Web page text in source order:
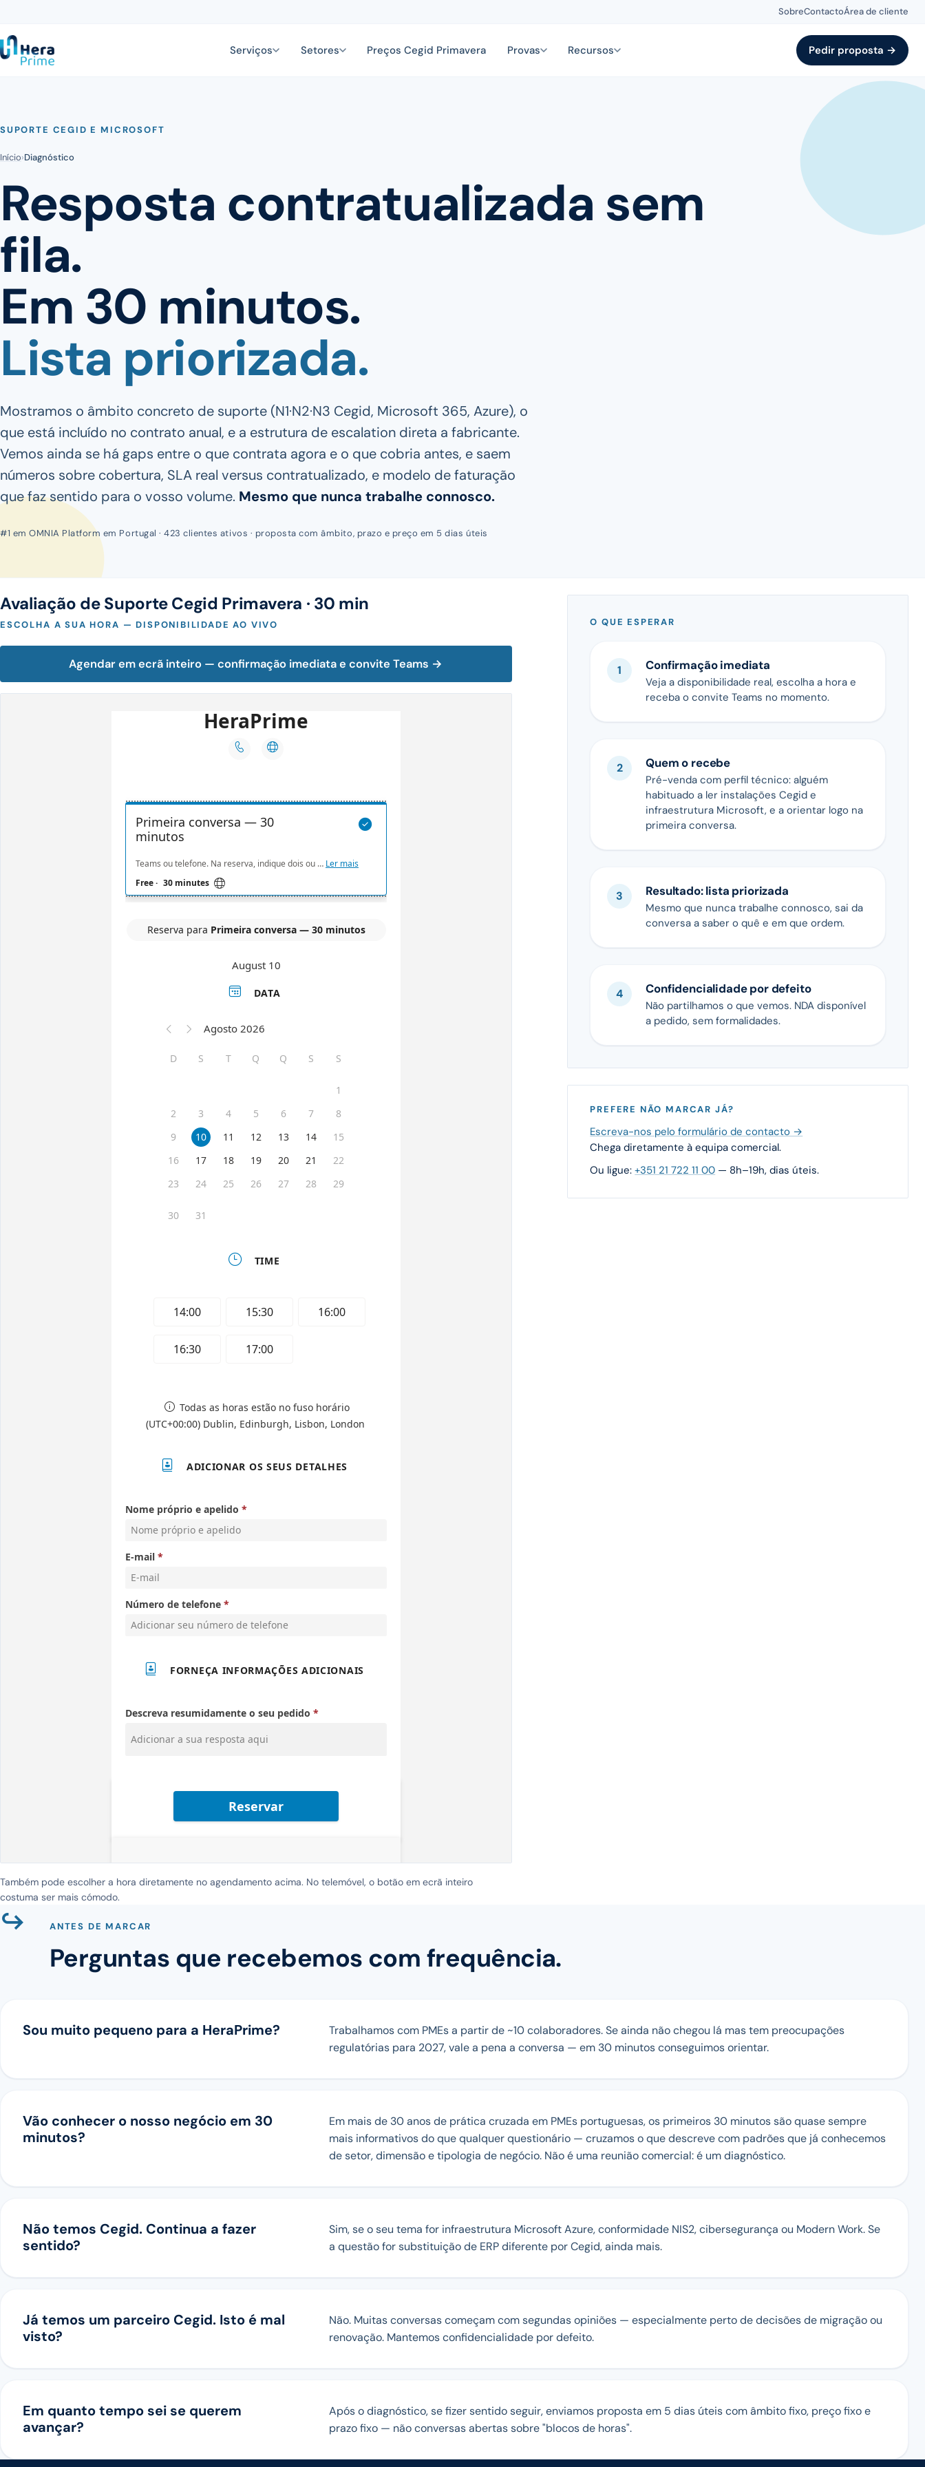
SobreContactoÁrea de cliente
Serviços Setores Preços Cegid Primavera Provas Recursos Pedir proposta →
SUPORTE CEGID E MICROSOFT
Início›Diagnóstico
Resposta contratualizada sem
fila.
Em 30 minutos.
Lista priorizada.
Mostramos o âmbito concreto de suporte (N1·N2·N3 Cegid, Microsoft 365, Azure), o
que está incluído no contrato anual, e a estrutura de escalation direta a fabricante.
Vemos ainda se há gaps entre o que contrata agora e o que cobria antes, e saem
números sobre cobertura, SLA real versus contratualizado, e modelo de faturação
que faz sentido para o vosso volume. Mesmo que nunca trabalhe connosco.
#1 em OMNIA Platform em Portugal · 423 clientes ativos · proposta com âmbito, prazo e preço em 5 dias úteis
Avaliação de Suporte Cegid Primavera · 30 min
ESCOLHA A SUA HORA — DISPONIBILIDADE AO VIVO
Agendar em ecrã inteiro — confirmação imediata e convite Teams →
Também pode escolher a hora diretamente no agendamento acima. No telemóvel, o botão em ecrã inteiro
costuma ser mais cómodo.
O QUE ESPERAR
Confirmação imediata
Veja a disponibilidade real, escolha a hora e
receba o convite Teams no momento.
Quem o recebe
Pré-venda com perfil técnico: alguém
habituado a ler instalações Cegid e
infraestrutura Microsoft, e a orientar logo na
primeira conversa.
Resultado: lista priorizada
Mesmo que nunca trabalhe connosco, sai da
conversa a saber o quê e em que ordem.
Confidencialidade por defeito
Não partilhamos o que vemos. NDA disponível
a pedido, sem formalidades.
PREFERE NÃO MARCAR JÁ?
Escreva-nos pelo formulário de contacto →
Chega diretamente à equipa comercial.
Ou ligue:+351 21 722 11 00 — 8h–19h, dias úteis.
↪ ANTES DE MARCAR
Perguntas que recebemos com frequência.
Sou muito pequeno para a HeraPrime?
Trabalhamos com PMEs a partir de ~10 colaboradores. Se ainda não chegou lá mas tem preocupações
regulatórias para 2027, vale a pena a conversa — em 30 minutos conseguimos orientar.
Vão conhecer o nosso negócio em 30
minutos?
Em mais de 30 anos de prática cruzada em PMEs portuguesas, os primeiros 30 minutos são quase sempre
mais informativos do que qualquer questionário — cruzamos o que descreve com padrões que já conhecemos
de setor, dimensão e tipologia de negócio. Não é uma reunião comercial: é um diagnóstico.
Não temos Cegid. Continua a fazer
sentido?
Sim, se o seu tema for infraestrutura Microsoft Azure, conformidade NIS2, cibersegurança ou Modern Work. Se
a questão for substituição de ERP diferente por Cegid, ainda mais.
Já temos um parceiro Cegid. Isto é mal
visto?
Não. Muitas conversas começam com segundas opiniões — especialmente perto de decisões de migração ou
renovação. Mantemos confidencialidade por defeito.
Em quanto tempo sei se querem
avançar?
Após o diagnóstico, se fizer sentido seguir, enviamos proposta em 5 dias úteis com âmbito fixo, preço fixo e
prazo fixo — não conversas abertas sobre "blocos de horas".